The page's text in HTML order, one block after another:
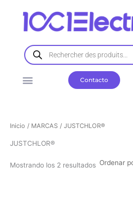
contenido
Búsqueda
de
productos
Contacto
Inicio / MARCAS / JUSTCHLOR®
JUSTCHLOR®
Mostrando los 2 resultados
popularidad